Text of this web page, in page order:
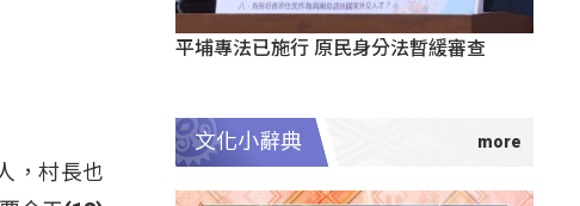
，村長也
平埔專法已施行 原民身分法暫緩審查
文化小辭典